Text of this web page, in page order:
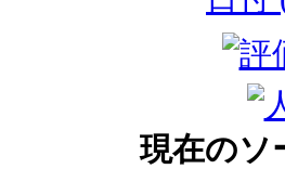
現在のソ